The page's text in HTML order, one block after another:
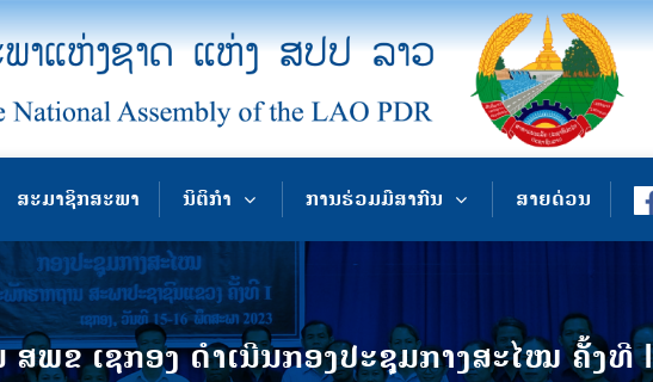
ສະມາຊິກສະພາ ນິຕິກຳ ການຮ່ວມມືສາກົນ ສາຍດ່ວນ
ພຂ ເຊກອງ ດໍາເນີນກອງປະຊຸມກາງສະໄໝ ຄັ້ງທີ I